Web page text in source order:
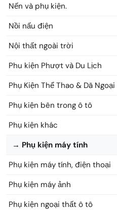
Nến và phụ kiện.
Nồi nấu điện
Nội thất ngoài trời
Phu kiện Phượt và Du Lịch
Phụ Kiện Thể Thao & Dã Ngoại
Phụ kiện bên trong ô tô
Phụ kiện khác
→ Phụ kiện máy tính
Phụ kiện máy tính, điện thoại
Phụ kiện máy ảnh
Phụ kiện ngoại thất ô tô